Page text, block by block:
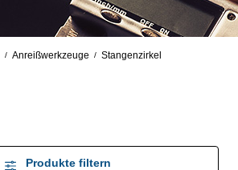
/ Anreißwerkzeuge / Stangenzirkel
Produkte filtern